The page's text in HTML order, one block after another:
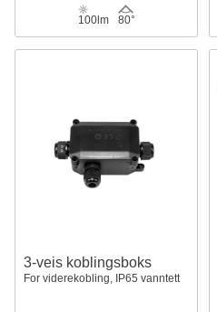
100lm 80°
3-veis koblingsboks
For viderekobling, IP65 vanntett